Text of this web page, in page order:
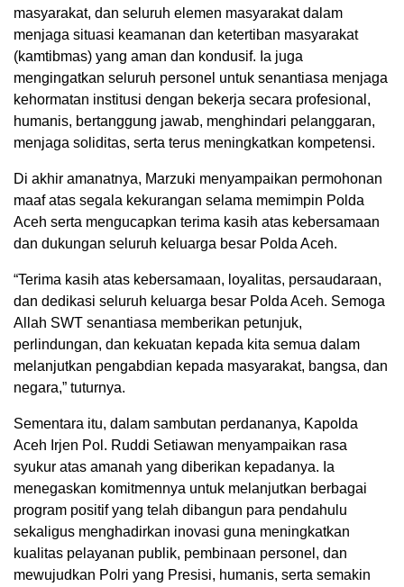
masyarakat, dan seluruh elemen masyarakat dalam
menjaga situasi keamanan dan ketertiban masyarakat
(kamtibmas) yang aman dan kondusif. Ia juga
mengingatkan seluruh personel untuk senantiasa menjaga
kehormatan institusi dengan bekerja secara profesional,
humanis, bertanggung jawab, menghindari pelanggaran,
menjaga soliditas, serta terus meningkatkan kompetensi.
Di akhir amanatnya, Marzuki menyampaikan permohonan
maaf atas segala kekurangan selama memimpin Polda
Aceh serta mengucapkan terima kasih atas kebersamaan
dan dukungan seluruh keluarga besar Polda Aceh.
“Terima kasih atas kebersamaan, loyalitas, persaudaraan,
dan dedikasi seluruh keluarga besar Polda Aceh. Semoga
Allah SWT senantiasa memberikan petunjuk,
perlindungan, dan kekuatan kepada kita semua dalam
melanjutkan pengabdian kepada masyarakat, bangsa, dan
negara,” tuturnya.
Sementara itu, dalam sambutan perdananya, Kapolda
Aceh Irjen Pol. Ruddi Setiawan menyampaikan rasa
syukur atas amanah yang diberikan kepadanya. Ia
menegaskan komitmennya untuk melanjutkan berbagai
program positif yang telah dibangun para pendahulu
sekaligus menghadirkan inovasi guna meningkatkan
kualitas pelayanan publik, pembinaan personel, dan
mewujudkan Polri yang Presisi, humanis, serta semakin